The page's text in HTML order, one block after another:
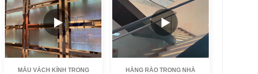
MẪU VÁCH KÍNH TRONG
HÀNG RÀO TRONG NHÀ